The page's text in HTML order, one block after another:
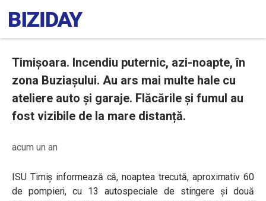
Timișoara. Incendiu puternic, azi-noapte, în
zona Buziașului. Au ars mai multe hale cu
ateliere auto și garaje. Flăcările și fumul au
fost vizibile de la mare distanță.
acum un an
ISU Timiș informează că, noaptea trecută, aproximativ 60
de pompieri, cu 13 autospeciale de stingere și două